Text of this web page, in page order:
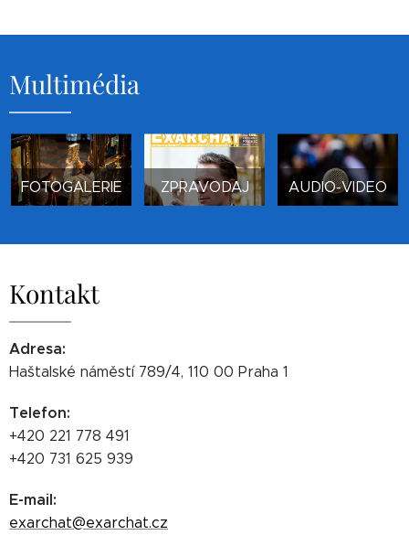
řeholí.
Apoštolský
exarchát
řeckokatolické
církve v ČR
zde...
řeckokatolická
svatá...
Multimédia
FOTOGALERIE ZPRAVODAJ AUDIO-VIDEO
Kontakt
Adresa:
Haštalské náměstí 789/4, 110 00 Praha 1
Telefon:
+420 221 778 491
+420 731 625 939
E-mail:
exarchat@exarchat.cz